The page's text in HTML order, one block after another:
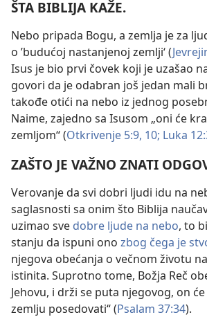
ŠTA BIBLIJA KAŽE.
Nebo pripada Bogu, a zemlja je za
o ’budućoj nastanjenoj zemlji‘ (
Isus je bio prvi čovek koji je uzašao
govori da je odabran još jedan mali
takođe otići na nebo iz jednog
Naime, zajedno sa Isusom „oni će
zemljom“ (Otkrivenje 5:9, 10; Luka
ZAŠTO JE VAŽNO ZNATI
Verovanje da svi dobri ljudi idu na
saglasnosti sa onim što Biblija
uzimao sve dobre ljude na nebo, to
stanju da ispuni ono zbog čega je
njegova obećanja o večnom životu
istinita. Suprotno tome, Božja Reč
Jehovu, i drži se puta njegovog, on
zemlju posedovati“ (Psalam 37:34).